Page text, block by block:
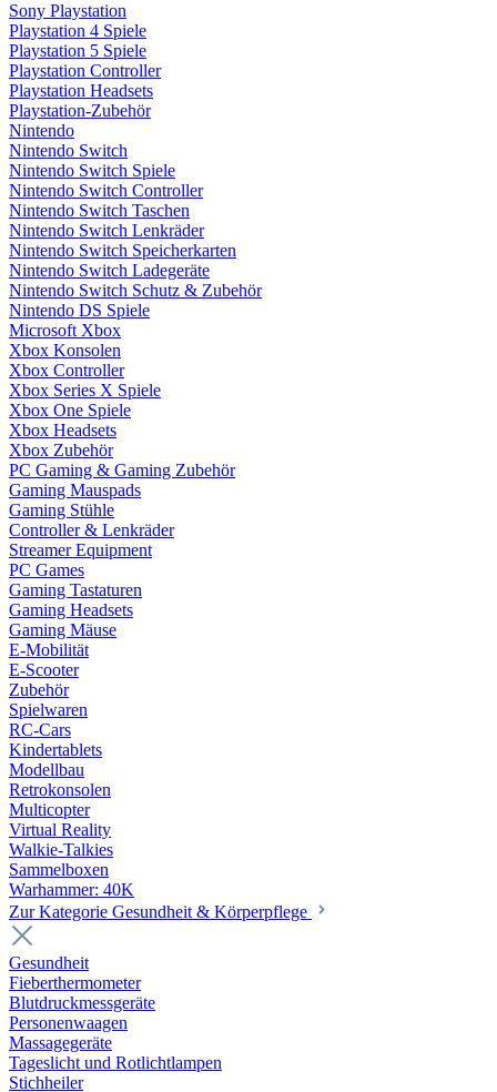
Sony Playstation
Playstation 4 Spiele
Playstation 5 Spiele
Playstation Controller
Playstation Headsets
Playstation-Zubehör
Nintendo
Nintendo Switch
Nintendo Switch Spiele
Nintendo Switch Controller
Nintendo Switch Taschen
Nintendo Switch Lenkräder
Nintendo Switch Speicherkarten
Nintendo Switch Ladegeräte
Nintendo Switch Schutz & Zubehör
Nintendo DS Spiele
Microsoft Xbox
Xbox Konsolen
Xbox Controller
Xbox Series X Spiele
Xbox One Spiele
Xbox Headsets
Xbox Zubehör
PC Gaming & Gaming Zubehör
Gaming Mauspads
Gaming Stühle
Controller & Lenkräder
Streamer Equipment
PC Games
Gaming Tastaturen
Gaming Headsets
Gaming Mäuse
E-Mobilität
E-Scooter
Zubehör
Spielwaren
RC-Cars
Kindertablets
Modellbau
Retrokonsolen
Multicopter
Virtual Reality
Walkie-Talkies
Sammelboxen
Warhammer: 40K
Zur Kategorie Gesundheit & Körperpflege
Gesundheit
Fieberthermometer
Blutdruckmessgeräte
Personenwaagen
Massagegeräte
Tageslicht und Rotlichtlampen
Stichheiler